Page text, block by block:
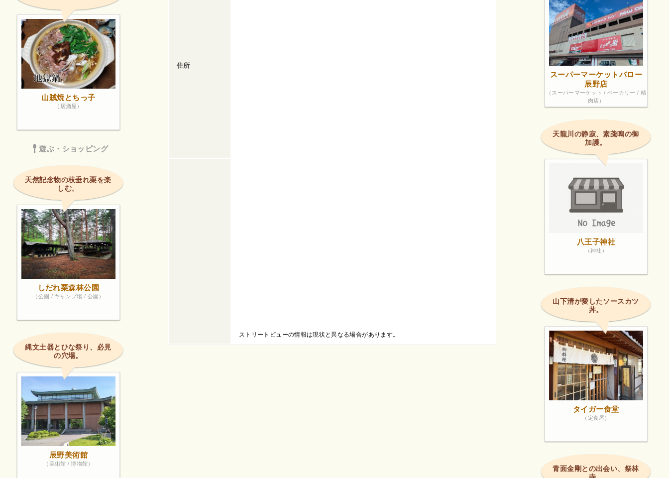
住所
ストリートビューの情報は現状と異なる場合があります。
山賊焼とちっ子
（居酒屋）
遊ぶ・ショッピング
天然記念物の枝垂れ栗を楽
しむ。
しだれ栗森林公園
（公園 / キャンプ場 / 公園）
縄文土器とひな祭り、必見
の穴場。
辰野美術館
（美術館 / 博物館）
スーパーマーケットバロー
辰野店
（スーパーマーケット / ベーカリー / 精
肉店）
天龍川の静寂、素戔嗚の御
加護。
八王子神社
（神社）
山下清が愛したソースカツ
丼。
タイガー食堂
（定食屋）
青面金剛との出会い、祭林